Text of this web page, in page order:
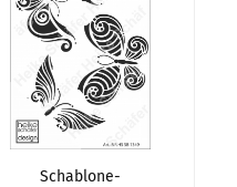
Schablone-